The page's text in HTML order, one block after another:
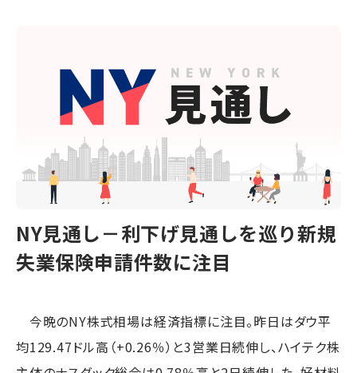
NY見通し－利下げ見通しを巡り新規
失業保険申請件数に注目
今晩のNY株式相場は経済指標に注目。昨日はダウ平
均129.47ドル高（+0.26％）と3営業日続伸し、ハイテク株